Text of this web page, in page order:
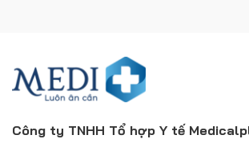
Công ty TNHH Tổ hợp Y tế